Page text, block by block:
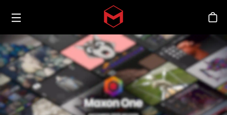
Skip to main content
Toggle menu
シ